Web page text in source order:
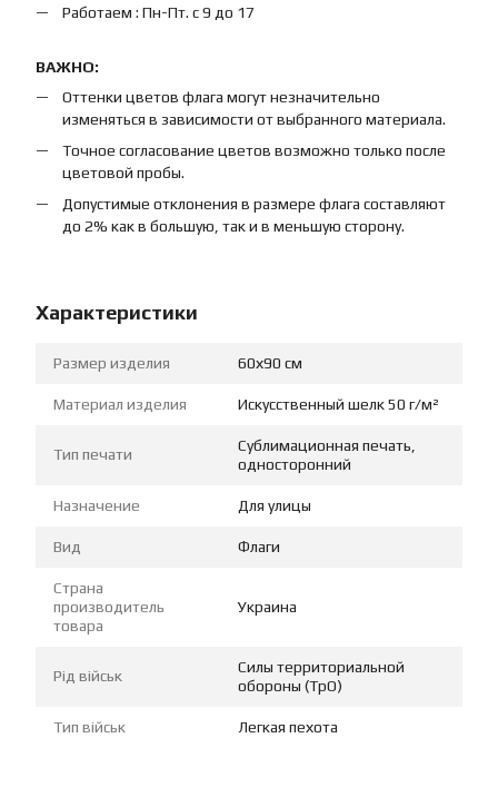
Работаем : Пн-Пт. с 9 до 17
ВАЖНО:
Оттенки цветов флага могут незначительно
изменяться в зависимости от выбранного материала.
Точное согласование цветов возможно только после
цветовой пробы.
Допустимые отклонения в размере флага составляют
до 2% как в большую, так и в меньшую сторону.
Характеристики
Размер изделия 60х90 см
Материал изделия Искусственный шелк 50 г/м²
Тип печати
Сублимационная печать,
односторонний
Назначение Для улицы
Вид Флаги
Страна
производитель
товара
Украина
Рід військ
Силы территориальной
обороны (ТрО)
Тип військ Легкая пехота